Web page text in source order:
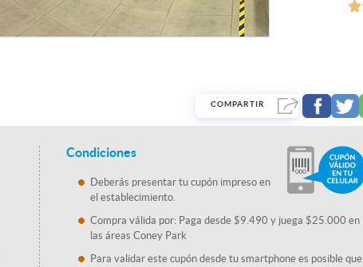
COMPARTIR
Condiciones
Deberás presentar tu cupón impreso en
el establecimiento.
Compra válida por: Paga desde $9.490 y juega $25.000 en
las áreas Coney Park
Para validar este cupón desde tu smartphone es posible que